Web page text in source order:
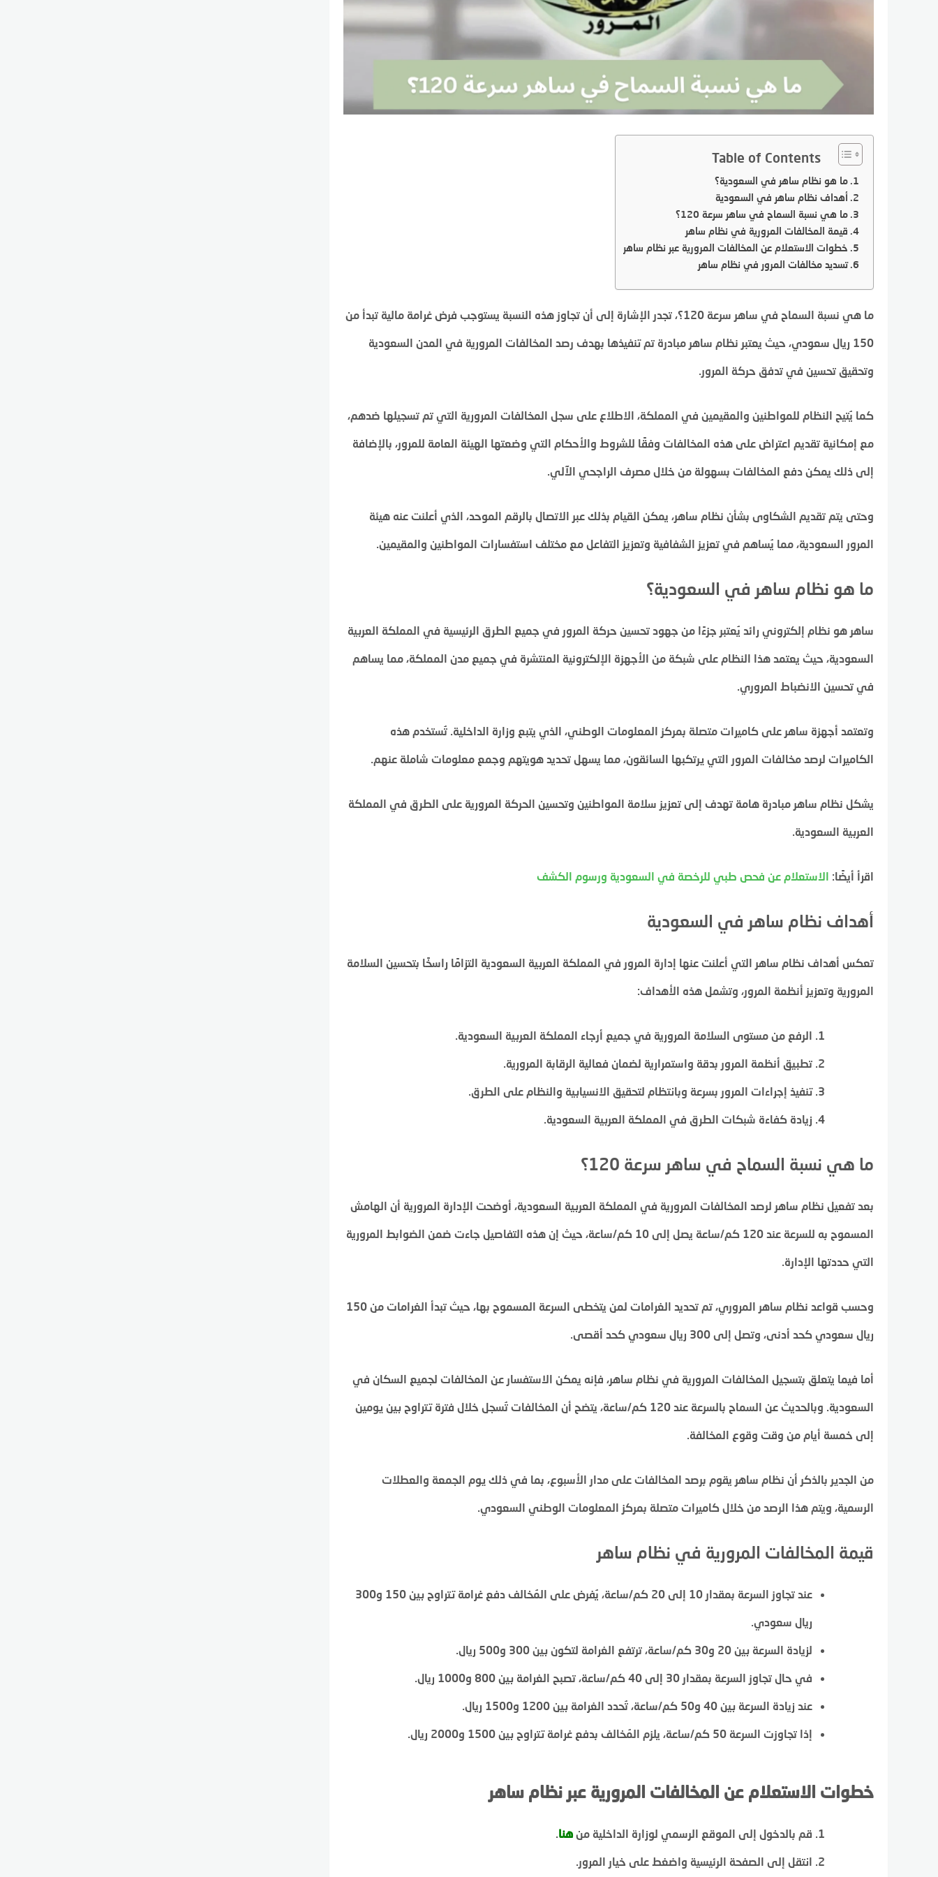
Table of Contents
ما هو نظام ساهر في السعودية؟
أهداف نظام ساهر في السعودية
ما هي نسبة السماح في ساهر سرعة 120؟
قيمة المخالفات المرورية في نظام ساهر
خطوات الاستعلام عن المخالفات المرورية عبر نظام ساهر
تسديد مخالفات المرور في نظام ساهر
ما هي نسبة السماح في ساهر سرعة 120؟، تجدر الإشارة إلى أن تجاوز هذه النسبة يستوجب فرض غرامة مالية تبدأ من
150 ريال سعودي، حيث يعتبر نظام ساهر مبادرة تم تنفيذها بهدف رصد المخالفات المرورية في المدن السعودية
وتحقيق تحسين في تدفق حركة المرور.
كما يُتيح النظام للمواطنين والمقيمين في المملكة، الاطلاع على سجل المخالفات المرورية التي تم تسجيلها ضدهم،
مع إمكانية تقديم اعتراض على هذه المخالفات وفقًا للشروط والأحكام التي وضعتها الهيئة العامة للمرور، بالإضافة
إلى ذلك يمكن دفع المخالفات بسهولة من خلال مصرف الراجحي الآلي.
وحتى يتم تقديم الشكاوى بشأن نظام ساهر، يمكن القيام بذلك عبر الاتصال بالرقم الموحد، الذي أعلنت عنه هيئة
المرور السعودية، مما يُساهم في تعزيز الشفافية وتعزيز التفاعل مع مختلف استفسارات المواطنين والمقيمين.
ما هو نظام ساهر في السعودية؟
ساهر هو نظام إلكتروني رائد يُعتبر جزءًا من جهود تحسين حركة المرور في جميع الطرق الرئيسية في المملكة العربية
السعودية، حيث يعتمد هذا النظام على شبكة من الأجهزة الإلكترونية المنتشرة في جميع مدن المملكة، مما يساهم
في تحسين الانضباط المروري.
وتعتمد أجهزة ساهر على كاميرات متصلة بمركز المعلومات الوطني، الذي يتبع وزارة الداخلية. تُستخدم هذه
الكاميرات لرصد مخالفات المرور التي يرتكبها السائقون، مما يسهل تحديد هويتهم وجمع معلومات شاملة عنهم.
يشكل نظام ساهر مبادرة هامة تهدف إلى تعزيز سلامة المواطنين وتحسين الحركة المرورية على الطرق في المملكة
العربية السعودية.
اقرأ أيضًا: الاستعلام عن فحص طبي للرخصة في السعودية ورسوم الكشف
أهداف نظام ساهر في السعودية
تعكس أهداف نظام ساهر التي أعلنت عنها إدارة المرور في المملكة العربية السعودية التزامًا راسخًا بتحسين السلامة
المرورية وتعزيز أنظمة المرور، وتشمل هذه الأهداف:
الرفع من مستوى السلامة المرورية في جميع أرجاء المملكة العربية السعودية.
تطبيق أنظمة المرور بدقة واستمرارية لضمان فعالية الرقابة المرورية.
تنفيذ إجراءات المرور بسرعة وبانتظام لتحقيق الانسيابية والنظام على الطرق.
زيادة كفاءة شبكات الطرق في المملكة العربية السعودية.
ما هي نسبة السماح في ساهر سرعة 120؟
بعد تفعيل نظام ساهر لرصد المخالفات المرورية في المملكة العربية السعودية، أوضحت الإدارة المرورية أن الهامش
المسموح به للسرعة عند 120 كم/ساعة يصل إلى 10 كم/ساعة، حيث إن هذه التفاصيل جاءت ضمن الضوابط المرورية
التي حددتها الإدارة.
وحسب قواعد نظام ساهر المروري، تم تحديد الغرامات لمن يتخطى السرعة المسموح بها، حيث تبدأ الغرامات من 150
ريال سعودي كحد أدنى، وتصل إلى 300 ريال سعودي كحد أقصى.
أما فيما يتعلق بتسجيل المخالفات المرورية في نظام ساهر، فإنه يمكن الاستفسار عن المخالفات لجميع السكان في
السعودية. وبالحديث عن السماح بالسرعة عند 120 كم/ساعة، يتضح أن المخالفات تُسجل خلال فترة تتراوح بين يومين
إلى خمسة أيام من وقت وقوع المخالفة.
من الجدير بالذكر أن نظام ساهر يقوم برصد المخالفات على مدار الأسبوع، بما في ذلك يوم الجمعة والعطلات
الرسمية، ويتم هذا الرصد من خلال كاميرات متصلة بمركز المعلومات الوطني السعودي.
قيمة المخالفات المرورية في نظام ساهر
عند تجاوز السرعة بمقدار 10 إلى 20 كم/ساعة، يُفرض على المُخالف دفع غرامة تتراوح بين 150 و300
ريال سعودي.
لزيادة السرعة بين 20 و30 كم/ساعة، ترتفع الغرامة لتكون بين 300 و500 ريال.
في حال تجاوز السرعة بمقدار 30 إلى 40 كم/ساعة، تصبح الغرامة بين 800 و1000 ريال.
عند زيادة السرعة بين 40 و50 كم/ساعة، تُحدد الغرامة بين 1200 و1500 ريال.
إذا تجاوزت السرعة 50 كم/ساعة، يلزم المُخالف بدفع غرامة تتراوح بين 1500 و2000 ريال.
خطوات الاستعلام عن المخالفات المرورية عبر نظام ساهر
قم بالدخول إلى الموقع الرسمي لوزارة الداخلية من هنا.
انتقل إلى الصفحة الرئيسية واضغط على خيار المرور.